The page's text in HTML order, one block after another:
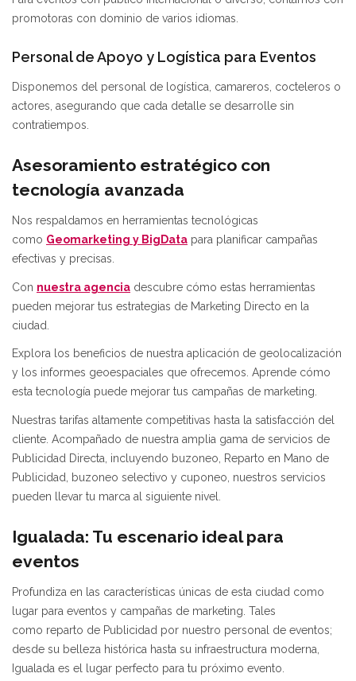
promotoras con dominio de varios idiomas.
Personal de Apoyo y Logística para Eventos
Disponemos del personal de logística, camareros, cocteleros o
actores, asegurando que cada detalle se desarrolle sin
contratiempos.
Asesoramiento estratégico con
tecnología avanzada
Nos respaldamos en herramientas tecnológicas
como Geomarketing y BigData para planificar campañas
efectivas y precisas.
Con nuestra agencia descubre cómo estas herramientas
pueden mejorar tus estrategias de Marketing Directo en la
ciudad.
Explora los beneficios de nuestra aplicación de geolocalización
y los informes geoespaciales que ofrecemos. Aprende cómo
esta tecnología puede mejorar tus campañas de marketing.
Nuestras tarifas altamente competitivas hasta la satisfacción del
cliente. Acompañado de nuestra amplia gama de servicios de
Publicidad Directa, incluyendo buzoneo, Reparto en Mano de
Publicidad, buzoneo selectivo y cuponeo, nuestros servicios
pueden llevar tu marca al siguiente nivel.
Igualada: Tu escenario ideal para
eventos
Profundiza en las características únicas de esta ciudad como
lugar para eventos y campañas de marketing. Tales
como reparto de Publicidad por nuestro personal de eventos;
desde su belleza histórica hasta su infraestructura moderna,
Igualada es el lugar perfecto para tu próximo evento.